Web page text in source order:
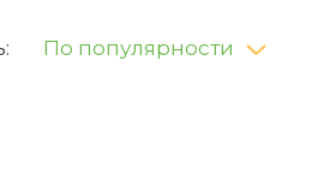
По популярности